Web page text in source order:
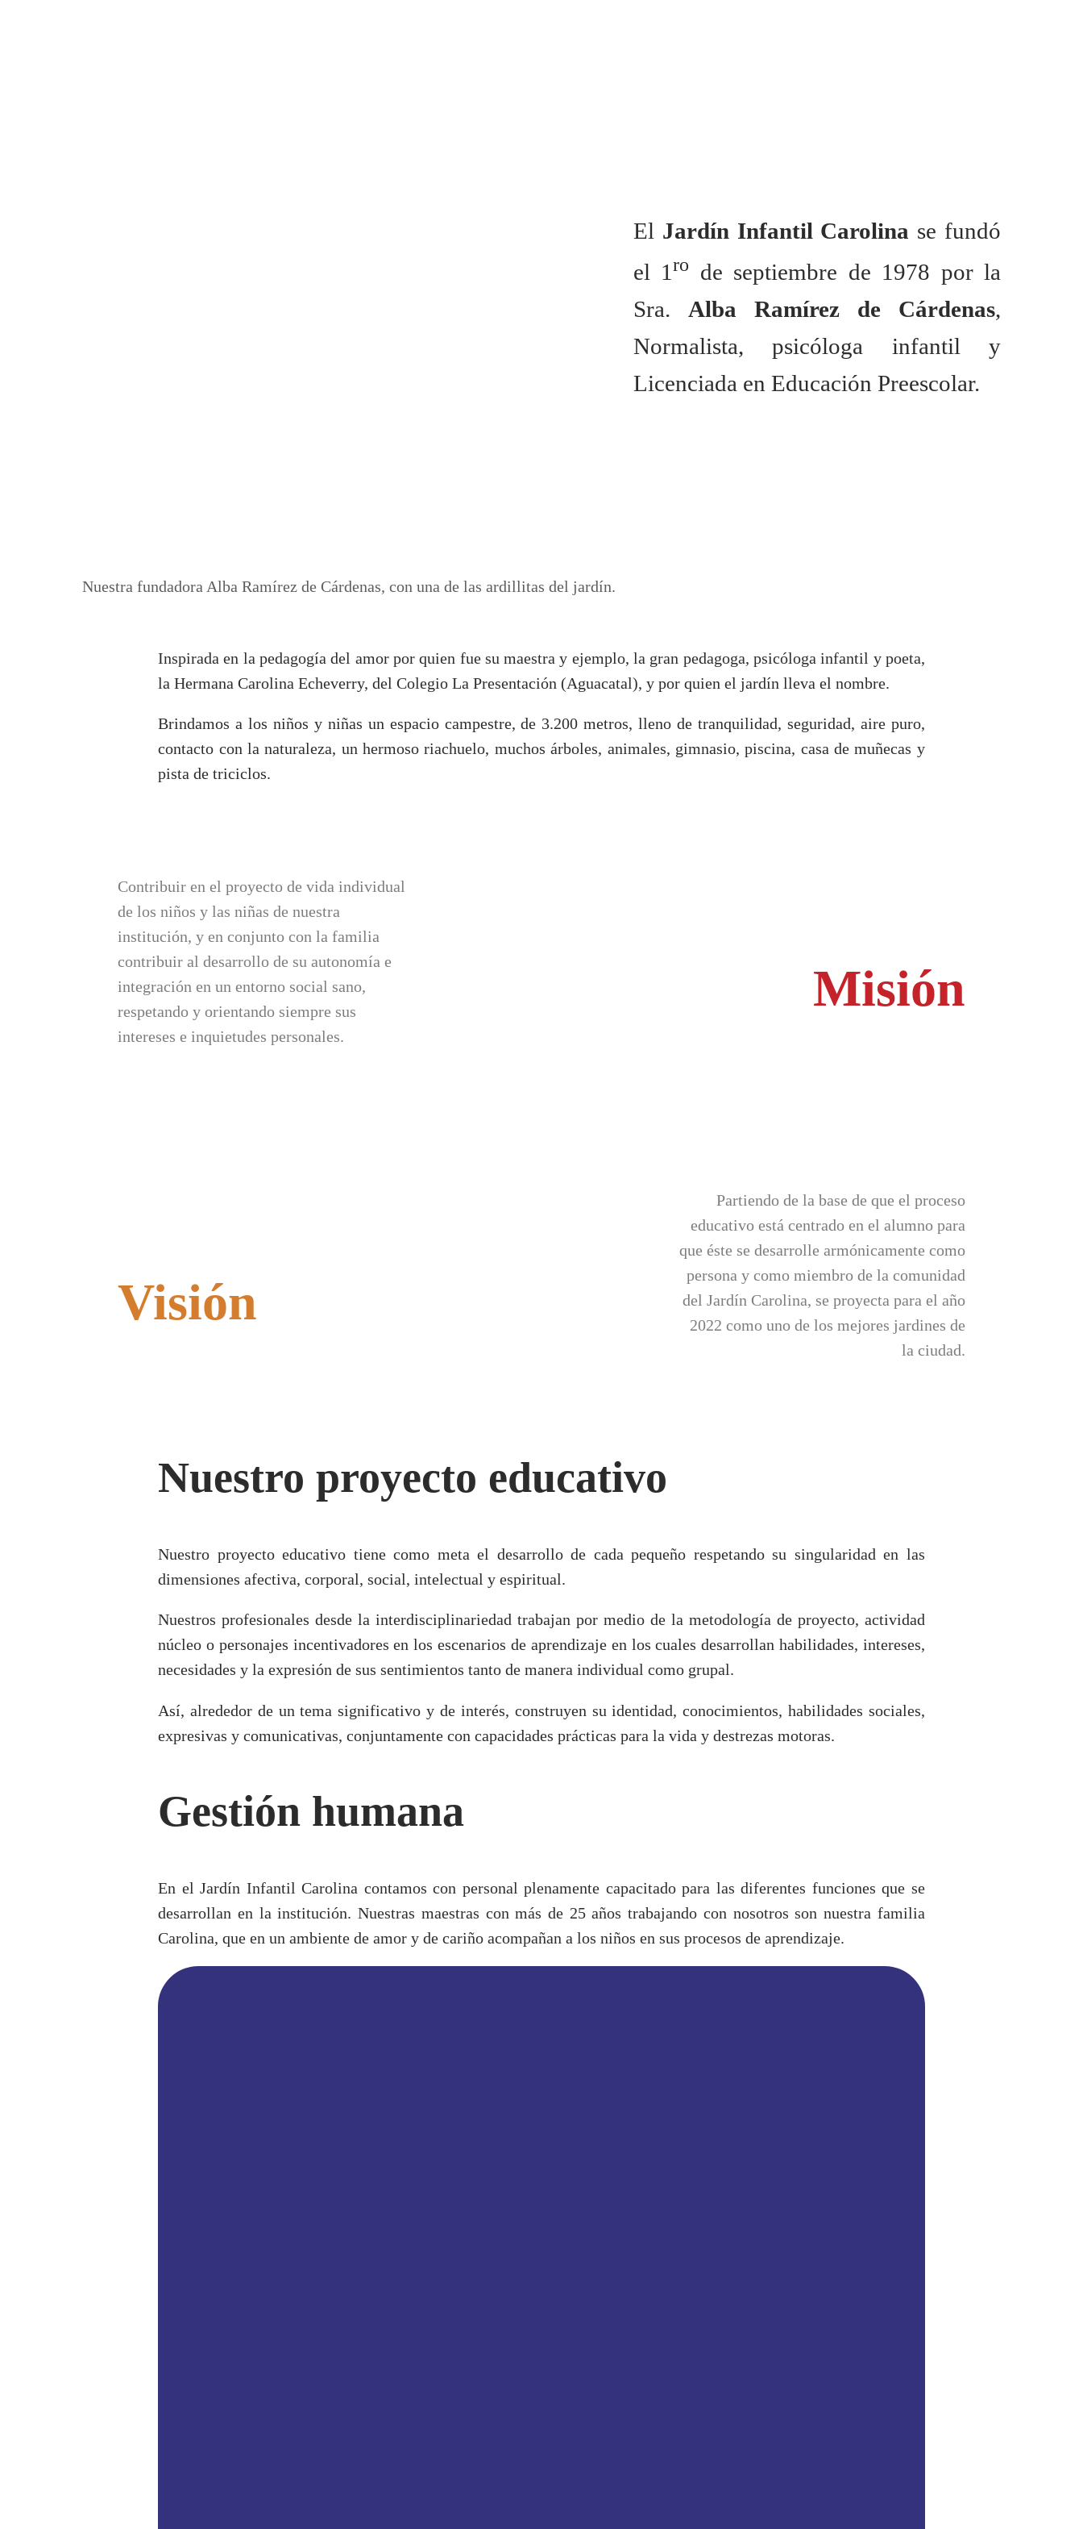
Nuestra fundadora Alba Ramírez de Cárdenas, con una de las ardillitas del jardín.
El Jardín Infantil Carolina se fundó
el 1ro
de septiembre de 1978 por la
Sra. Alba Ramírez de Cárdenas,
Normalista, psicóloga infantil y
Licenciada en Educación Preescolar.
Inspirada en la pedagogía del amor por quien fue su maestra y ejemplo, la gran pedagoga, psicóloga infantil y poeta,
la Hermana Carolina Echeverry, del Colegio La Presentación (Aguacatal), y por quien el jardín lleva el nombre.
Brindamos a los niños y niñas un espacio campestre, de 3.200 metros, lleno de tranquilidad, seguridad, aire puro,
contacto con la naturaleza, un hermoso riachuelo, muchos árboles, animales, gimnasio, piscina, casa de muñecas y
pista de triciclos.
Contribuir en el proyecto de vida individual
de los niños y las niñas de nuestra
institución, y en conjunto con la familia
contribuir al desarrollo de su autonomía e
integración en un entorno social sano,
respetando y orientando siempre sus
intereses e inquietudes personales.
Misión
Visión
Partiendo de la base de que el proceso
educativo está centrado en el alumno para
que éste se desarrolle armónicamente como
persona y como miembro de la comunidad
del Jardín Carolina, se proyecta para el año
2022 como uno de los mejores jardines de
la ciudad.
Nuestro proyecto educativo
Nuestro proyecto educativo tiene como meta el desarrollo de cada pequeño respetando su singularidad en las
dimensiones afectiva, corporal, social, intelectual y espiritual.
Nuestros profesionales desde la interdisciplinariedad trabajan por medio de la metodología de proyecto, actividad
núcleo o personajes incentivadores en los escenarios de aprendizaje en los cuales desarrollan habilidades, intereses,
necesidades y la expresión de sus sentimientos tanto de manera individual como grupal.
Así, alrededor de un tema significativo y de interés, construyen su identidad, conocimientos, habilidades sociales,
expresivas y comunicativas, conjuntamente con capacidades prácticas para la vida y destrezas motoras.
Gestión humana
En el Jardín Infantil Carolina contamos con personal plenamente capacitado para las diferentes funciones que se
desarrollan en la institución. Nuestras maestras con más de 25 años trabajando con nosotros son nuestra familia
Carolina, que en un ambiente de amor y de cariño acompañan a los niños en sus procesos de aprendizaje.